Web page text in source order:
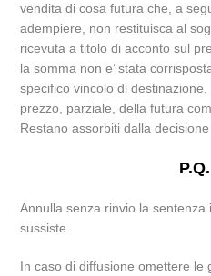
vendita di cosa futura che, a
adempiere, non restituisca al
ricevuta a titolo di acconto sul
la somma non e’ stata
specifico vincolo di
prezzo, parziale, della futura
Restano assorbiti dalla
Annulla senza rinvio la sentenza
sussiste.
In caso di diffusione omettere le